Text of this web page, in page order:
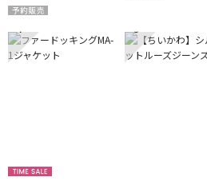
4 5